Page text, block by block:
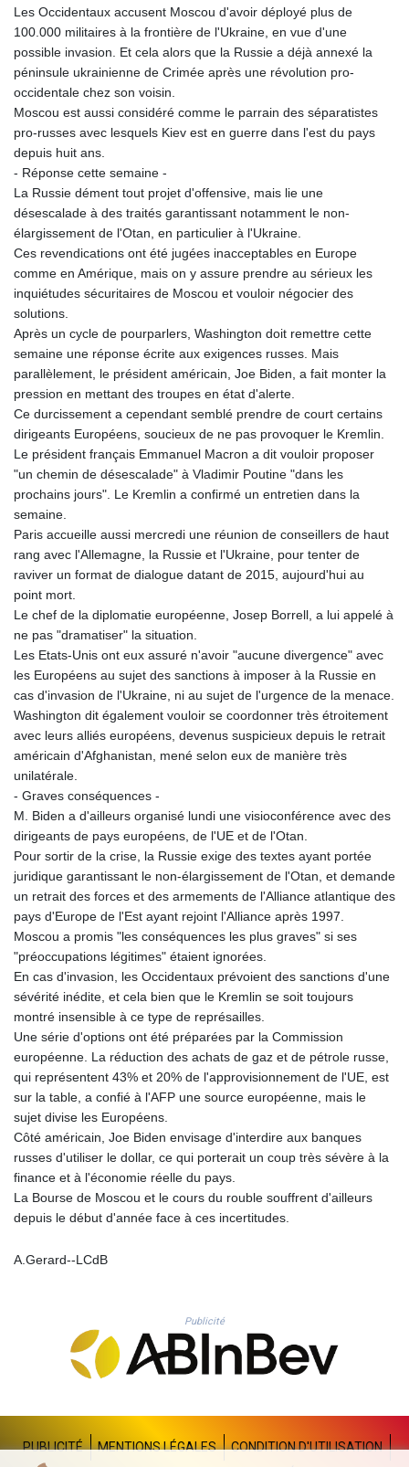
LKR 386.635196
LRD 208.057415
LSL 18.726567
LTL 3.413768
LYD 7.331909
MAD 10.743067
MKD 61.524236
MMK 2427.596601
MNT 4159.0218
MOP 9.314584
MRU 46.338424
MUR 54.419742
MWK 1998.775164
MXN 19.811945
MYR 4.728715
MZN 73.882892
NAD 18.726567
NGN 1577.963717
NIO 42.419473
NOK 10.99759
NPR 175.501819
OMR 0.442445
PAB 1.152686
PEN 3.903651
PHP 70.183258
PLN 4.299905
PYG 6853.914834
QAR 4.213648
RON 5.244583
RSD 117.338542
RUB 94.679224
SBD 9.325039
SCR 16.705092
SDG 694.263698
SEK 10.961095
SGD 1.477661
SLE 28.445176
SOS 658.791814
SRD 43.778814
STD 23929.673396
STN 24.499696
SVC 10.085875
SZL 18.722767
THB 38.210709
TJS 10.633568
TMT 4.058036
TRY 55.144784
TTD 7.812903
TWD 37.286072
TZS 3051.762079
UAH 51.625959
VES 873.763846
VND 30295.956222
VUV 138.059733
XAU 0.000266
Les Occidentaux accusent Moscou d'avoir déployé plus de
100.000 militaires à la frontière de l'Ukraine, en vue d'une
possible invasion. Et cela alors que la Russie a déjà annexé la
péninsule ukrainienne de Crimée après une révolution pro-
occidentale chez son voisin.
Moscou est aussi considéré comme le parrain des séparatistes
pro-russes avec lesquels Kiev est en guerre dans l'est du pays
depuis huit ans.
- Réponse cette semaine -
La Russie dément tout projet d'offensive, mais lie une
désescalade à des traités garantissant notamment le non-
élargissement de l'Otan, en particulier à l'Ukraine.
Ces revendications ont été jugées inacceptables en Europe
comme en Amérique, mais on y assure prendre au sérieux les
inquiétudes sécuritaires de Moscou et vouloir négocier des
solutions.
Après un cycle de pourparlers, Washington doit remettre cette
semaine une réponse écrite aux exigences russes. Mais
parallèlement, le président américain, Joe Biden, a fait monter la
pression en mettant des troupes en état d'alerte.
Ce durcissement a cependant semblé prendre de court certains
dirigeants Européens, soucieux de ne pas provoquer le Kremlin.
Le président français Emmanuel Macron a dit vouloir proposer
"un chemin de désescalade" à Vladimir Poutine "dans les
prochains jours". Le Kremlin a confirmé un entretien dans la
semaine.
Paris accueille aussi mercredi une réunion de conseillers de haut
rang avec l'Allemagne, la Russie et l'Ukraine, pour tenter de
raviver un format de dialogue datant de 2015, aujourd'hui au
point mort.
Le chef de la diplomatie européenne, Josep Borrell, a lui appelé à
ne pas "dramatiser" la situation.
Les Etats-Unis ont eux assuré n'avoir "aucune divergence" avec
les Européens au sujet des sanctions à imposer à la Russie en
cas d'invasion de l'Ukraine, ni au sujet de l'urgence de la menace.
Washington dit également vouloir se coordonner très étroitement
avec leurs alliés européens, devenus suspicieux depuis le retrait
américain d'Afghanistan, mené selon eux de manière très
unilatérale.
- Graves conséquences -
M. Biden a d'ailleurs organisé lundi une visioconférence avec des
dirigeants de pays européens, de l'UE et de l'Otan.
Pour sortir de la crise, la Russie exige des textes ayant portée
juridique garantissant le non-élargissement de l'Otan, et demande
un retrait des forces et des armements de l'Alliance atlantique des
pays d'Europe de l'Est ayant rejoint l'Alliance après 1997.
Moscou a promis "les conséquences les plus graves" si ses
"préoccupations légitimes" étaient ignorées.
En cas d'invasion, les Occidentaux prévoient des sanctions d'une
sévérité inédite, et cela bien que le Kremlin se soit toujours
montré insensible à ce type de représailles.
Une série d'options ont été préparées par la Commission
européenne. La réduction des achats de gaz et de pétrole russe,
qui représentent 43% et 20% de l'approvisionnement de l'UE, est
sur la table, a confié à l'AFP une source européenne, mais le
sujet divise les Européens.
Côté américain, Joe Biden envisage d'interdire aux banques
russes d'utiliser le dollar, ce qui porterait un coup très sévère à la
finance et à l'économie réelle du pays.
La Bourse de Moscou et le cours du rouble souffrent d'ailleurs
depuis le début d'année face à ces incertitudes.
A.Gerard--LCdB
Publicité
PUBLICITÉ MENTIONS LÉGALES
CONDITION D'UTILISATION